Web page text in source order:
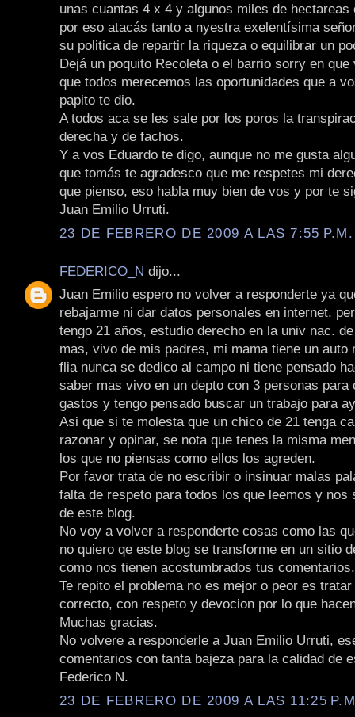
unas cuantas 4 x 4 y algunos miles de hectareas
por eso atacás tanto a nyestra exelentísima
su politica de repartir la riqueza o equilibrar un
Dejá un poquito Recoleta o el barrio sorry en
que todos merecemos las oportunidades que a
papito te dio.
A todos aca se les sale por los poros la
derecha y de fachos.
Y a vos Eduardo te digo, aunque no me gusta
que tomás te agradesco que me respetes mi
que pienso, eso habla muy bien de vos y por te
Juan Emilio Urruti.
23 DE FEBRERO DE 2009 A LAS 7:55 P.M.
FEDERICO_N dijo...
Juan Emilio espero no volver a responderte ya
rebajarme ni dar datos personales en internet,
tengo 21 años, estudio derecho en la univ nac.
mas, vivo de mis padres, mi mama tiene un auto
flia nunca se dedico al campo ni tiene pensado
saber mas vivo en un depto con 3 personas para
gastos y tengo pensado buscar un trabajo para
Asi que si te molesta que un chico de 21 tenga
razonar y opinar, se nota que tenes la misma
los que no piensas como ellos los agreden.
Por favor trata de no escribir o insinuar malas
falta de respeto para todos los que leemos y nos
de este blog.
No voy a volver a responderte cosas como las
no quiero qe este blog se transforme en un sitio
como nos tienen acostumbrados tus comentarios.
Te repito el problema no es mejor o peor es
correcto, con respeto y devocion por lo que
Muchas gracias.
No volvere a responderle a Juan Emilio Urruti,
comentarios con tanta bajeza para la calidad de
Federico N.
23 DE FEBRERO DE 2009 A LAS 11:25